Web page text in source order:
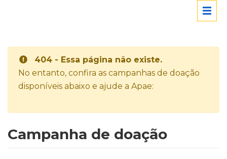
404 - Essa página não existe.
No entanto, confira as campanhas de doação
disponíveis abaixo e ajude a Apae:
Campanha de doação